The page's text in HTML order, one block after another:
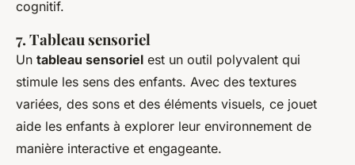
cognitif.
7. Tableau sensoriel
Un tableau sensoriel est un outil polyvalent qui
stimule les sens des enfants. Avec des textures
variées, des sons et des éléments visuels, ce jouet
aide les enfants à explorer leur environnement de
manière interactive et engageante.